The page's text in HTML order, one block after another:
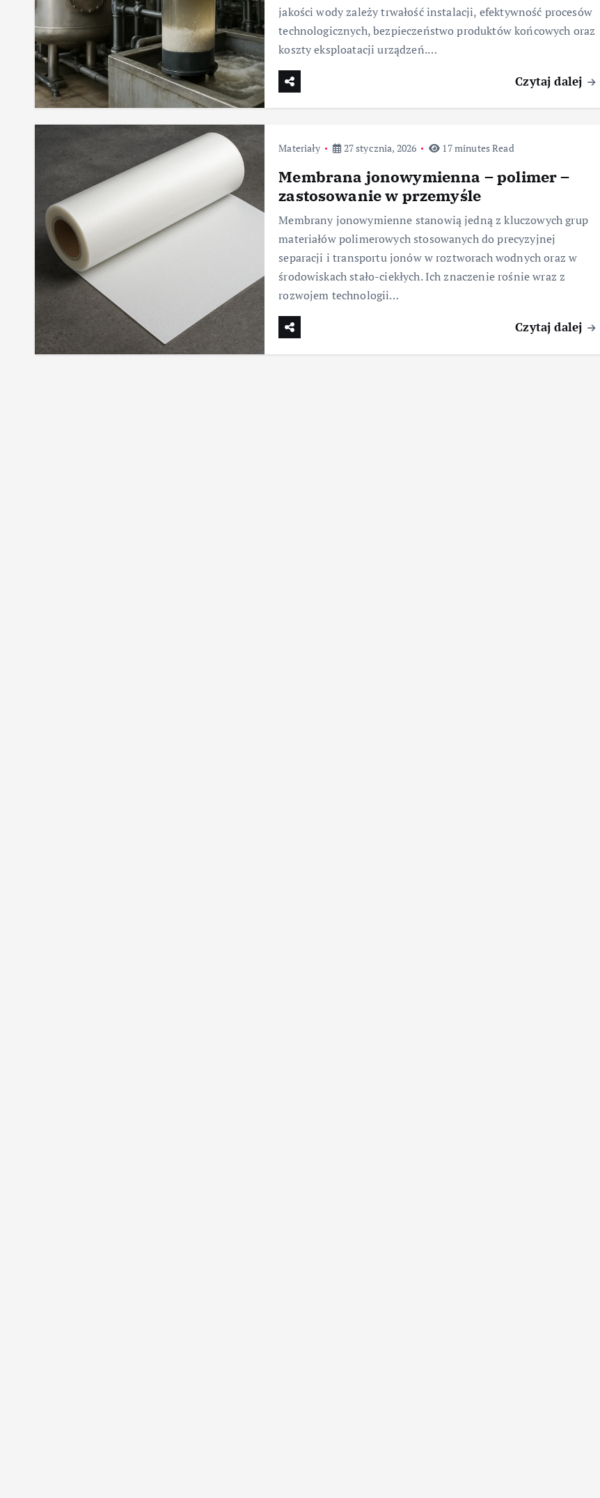
jakości wody zależy trwałość instalacji, efektywność procesów
technologicznych, bezpieczeństwo produktów końcowych oraz
koszty eksploatacji urządzeń.…
Czytaj dalej
Materiały 27 stycznia, 2026 17 minutes Read
Membrana jonowymienna – polimer –
zastosowanie w przemyśle
Membrany jonowymienne stanowią jedną z kluczowych grup
materiałów polimerowych stosowanych do precyzyjnej
separacji i transportu jonów w roztworach wodnych oraz w
środowiskach stało-ciekłych. Ich znaczenie rośnie wraz z
rozwojem technologii…
Czytaj dalej